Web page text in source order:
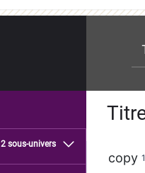
2 sous-univers
copy